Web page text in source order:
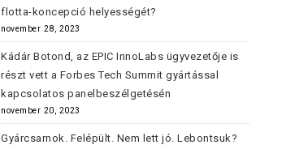
flotta-koncepció helyességét?
november 28, 2023
Kádár Botond, az EPIC InnoLabs ügyvezetője is
részt vett a Forbes Tech Summit gyártással
kapcsolatos panelbeszélgetésén
november 20, 2023
Gyárcsarnok. Felépült. Nem lett jó. Lebontsuk?